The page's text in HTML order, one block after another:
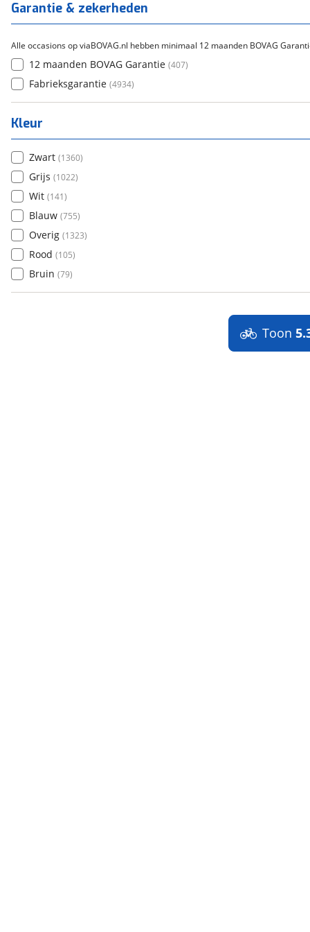
Garantie & zekerheden
Alle occasions op viaBOVAG.nl hebben minimaal 12 maanden BOVAG
12 maanden BOVAG Garantie (407)
Fabrieksgarantie (4934)
Kleur
Zwart (1360)
Grijs (1022)
Wit (141)
Blauw (755)
Overig (1323)
Rood (105)
Bruin (79)
Toon